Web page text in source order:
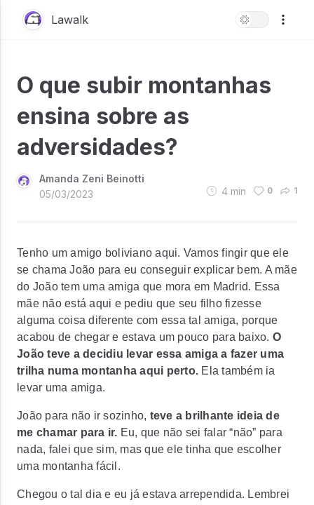
Lawalk
O que subir montanhas
ensina sobre as
adversidades?
Amanda Zeni Beinotti
05/03/2023
4 min 0 1
Tenho um amigo boliviano aqui. Vamos fingir que ele
se chama João para eu conseguir explicar bem. A mãe
do João tem uma amiga que mora em Madrid. Essa
mãe não está aqui e pediu que seu filho fizesse
alguma coisa diferente com essa tal amiga, porque
acabou de chegar e estava um pouco para baixo. O
João teve a decidiu levar essa amiga a fazer uma
trilha numa montanha aqui perto. Ela também ia
levar uma amiga.
João para não ir sozinho, teve a brilhante ideia de
me chamar para ir. Eu, que não sei falar “não” para
nada, falei que sim, mas que ele tinha que escolher
uma montanha fácil.
Chegou o tal dia e eu já estava arrependida. Lembrei